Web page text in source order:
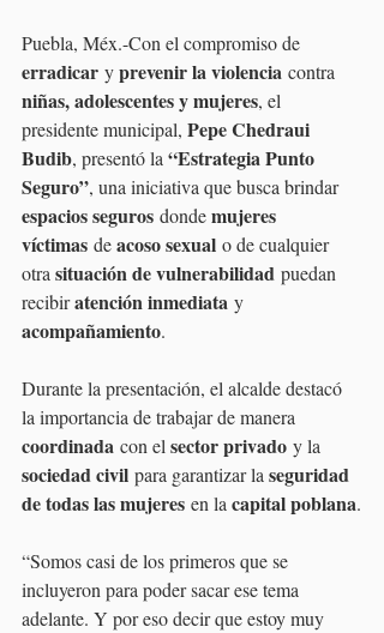
Puebla, Méx.-Con el compromiso de
erradicar y prevenir la violencia contra
niñas, adolescentes y mujeres, el
presidente municipal, Pepe Chedraui
Budib, presentó la “Estrategia Punto
Seguro”, una iniciativa que busca brindar
espacios seguros donde mujeres
víctimas de acoso sexual o de cualquier
otra situación de vulnerabilidad puedan
recibir atención inmediata y
acompañamiento.
Durante la presentación, el alcalde destacó
la importancia de trabajar de manera
coordinada con el sector privado y la
sociedad civil para garantizar la seguridad
de todas las mujeres en la capital poblana.
“Somos casi de los primeros que se
incluyeron para poder sacar ese tema
adelante. Y por eso decir que estoy muy